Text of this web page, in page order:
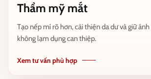
Thẩm mỹ mắt
Tạo nếp mí rõ hơn, cải thiện da dư và giữ
không lạm dụng can thiệp.
Xem tư vấn phù hợp